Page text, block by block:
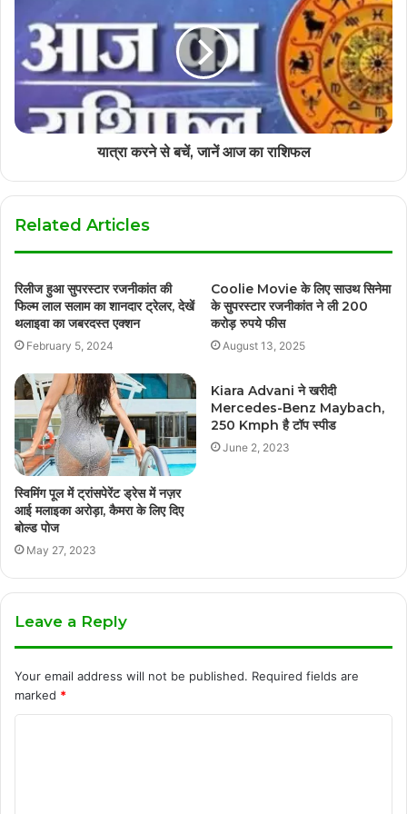
यात्रा करने से बचें, जानें आज का राशिफल
Related Articles
रिलीज हुआ सुपरस्टार रजनीकांत की
फिल्म लाल सलाम का शानदार ट्रेलर, देखें
थलाइवा का जबरदस्त एक्शन
February 5, 2024
Coolie Movie के लिए साउथ सिनेमा
के सुपरस्टार रजनीकांत ने ली 200
करोड़ रुपये फीस
August 13, 2025
स्विमिंग पूल में ट्रांसपेरेंट ड्रेस में नज़र
आई मलाइका अरोड़ा, कैमरा के लिए दिए
बोल्ड पोज
May 27, 2023
Kiara Advani ने खरीदी
Mercedes-Benz Maybach,
250 Kmph है टॉप स्पीड
June 2, 2023
Leave a Reply
Your email address will not be published. Required fields are
marked *